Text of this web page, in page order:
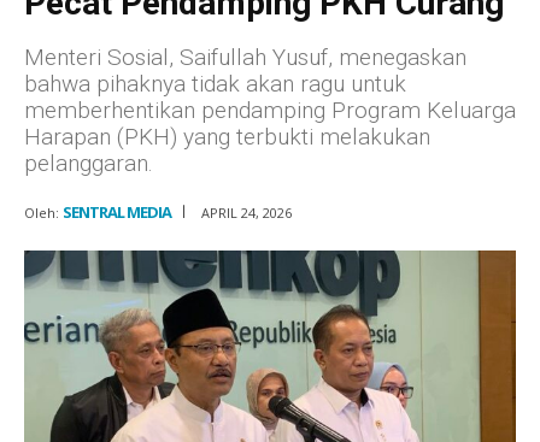
Menteri Sosial, Saifullah Yusuf, menegaskan
bahwa pihaknya tidak akan ragu untuk
memberhentikan pendamping Program Keluarga
Harapan (PKH) yang terbukti melakukan
pelanggaran.
Oleh: SENTRAL MEDIA APRIL 24, 2026